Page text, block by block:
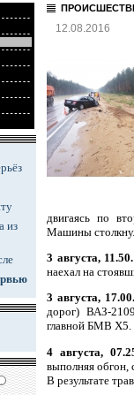
из
12.08.2016
двигаясь по
Машины
3 августа, 11.50.
наехал на
3 августа, 17.00.
дорог) ВАЗ-
главной БМВ
4 августа,
выполняя обгон,
В результате